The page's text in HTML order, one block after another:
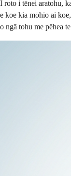
I roto i tēnei aratohu,
e koe kia mōhio ai
o ngā tohu me pēhea